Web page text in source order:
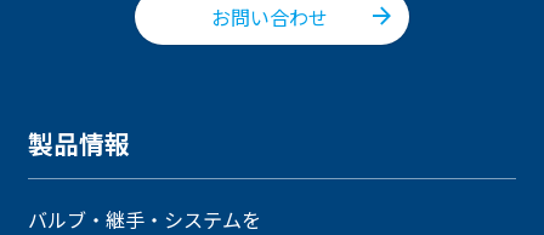
お問い合わせ
製品情報
バルブ・継手・システムを